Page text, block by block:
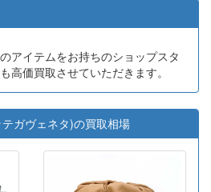
アイテムをお持ちのショップスタ
高価買取させていただきます。
ガヴェネタ)の買取相場